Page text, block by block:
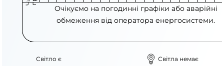
Очікуємо на погодинні графіки або аварійні
обмеження від оператора енергосистеми.
Світло є Світла немає